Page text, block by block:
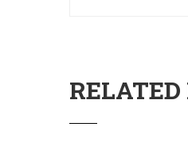
RELATED